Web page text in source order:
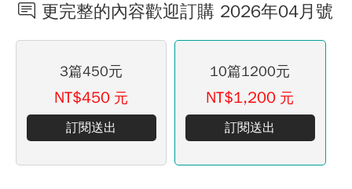
更完整的內容歡迎訂購 2026年04月號
3篇450元
NT$450 元
訂閱送出
10篇1200元
NT$1,200 元
訂閱送出